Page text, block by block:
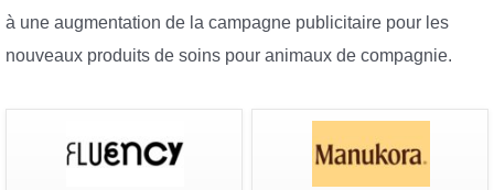
à une augmentation de la campagne publicitaire pour les
nouveaux produits de soins pour animaux de compagnie.